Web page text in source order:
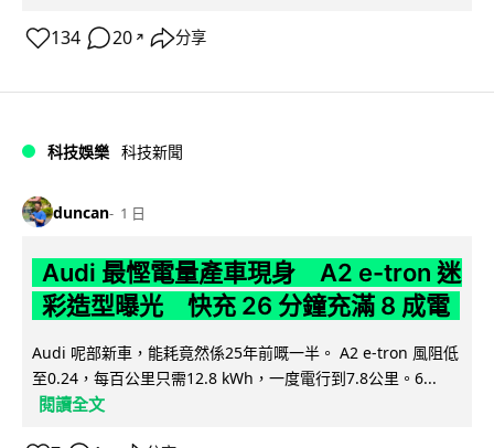
134 20 ↗ 分享
科技娛樂 科技新聞
duncan 1 日
Audi 最慳電量產車現身 A2 e-tron 迷
彩造型曝光 快充 26 分鐘充滿 8 成電
Audi 呢部新車，能耗竟然係25年前嘅一半。 A2 e-tron 風阻低
至0.24，每百公里只需12.8 kWh，一度電行到7.8公里。6...
閱讀全文